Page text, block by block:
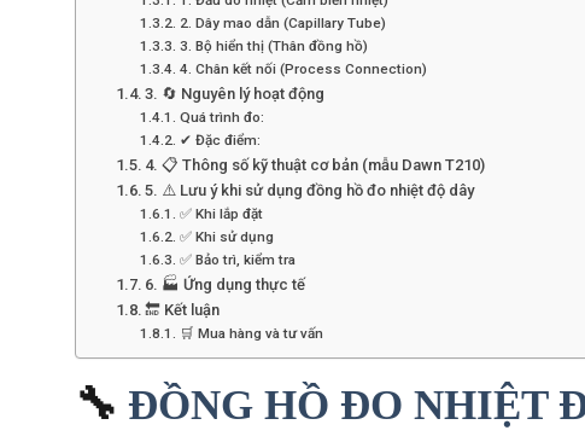
2. Dây mao dẫn (Capillary Tube)
3. Bộ hiển thị (Thân đồng hồ)
4. Chân kết nối (Process Connection)
3. 🔄 Nguyên lý hoạt động
Quá trình đo:
✔ Đặc điểm:
4. 📋 Thông số kỹ thuật cơ bản (mẫu Dawn T210)
5. ⚠️ Lưu ý khi sử dụng đồng hồ đo nhiệt độ dây
✅ Khi lắp đặt
✅ Khi sử dụng
✅ Bảo trì, kiểm tra
6. 🏭 Ứng dụng thực tế
🔚 Kết luận
🛒 Mua hàng và tư vấn
🔧 ĐỒNG HỒ ĐO NHIỆT